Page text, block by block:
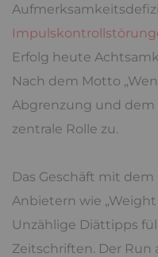
Erfolg heute
Nach dem Motto
Abgrenzung und dem
zentrale Rolle zu.
Das Geschäft mit
Anbietern wie „Weight
Unzählige Diättipps
Zeitschriften. Der Run